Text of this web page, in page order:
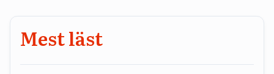
Mest läst